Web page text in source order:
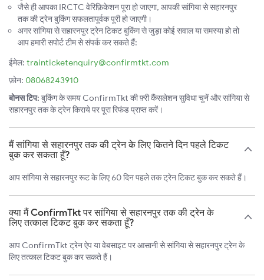
जैसे ही आपका IRCTC वेरिफ़िकेशन पूरा हो जाएगा, आपकी सांगिया से सहारनपुर
तक की ट्रेन बुकिंग सफलतापूर्वक पूरी हो जाएगी।
अगर सांगिया से सहारनपुर ट्रेन टिकट बुकिंग से जुड़ा कोई सवाल या समस्या हो तो
आप हमारी सपोर्ट टीम से संपर्क कर सकते हैं:
ईमेल: trainticketenquiry@confirmtkt.com
फ़ोन: 08068243910
बोनस टिप: बुकिंग के समय ConfirmTkt की फ़्री कैंसलेशन सुविधा चुनें और सांगिया से
सहारनपुर तक के ट्रेन किराये पर पूरा रिफंड प्राप्त करें।
मैं सांगिया से सहारनपुर तक की ट्रेन के लिए कितने दिन पहले टिकट
बुक कर सकता हूँ?
आप सांगिया से सहारनपुर रूट के लिए 60 दिन पहले तक ट्रेन टिकट बुक कर सकते हैं।
क्या मैं ConfirmTkt पर सांगिया से सहारनपुर तक की ट्रेन के
लिए तत्काल टिकट बुक कर सकता हूँ?
आप ConfirmTkt ट्रेन ऐप या वेबसाइट पर आसानी से सांगिया से सहारनपुर ट्रेन के
लिए तत्काल टिकट बुक कर सकते हैं।